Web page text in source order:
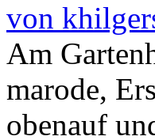
von
Am
marode,
obenauf